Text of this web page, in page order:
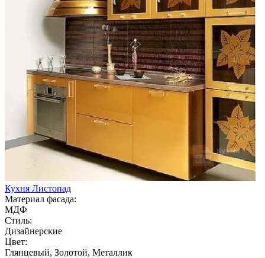
Кухня Листопад
Материал фасада:
МДФ
Стиль:
Дизайнерские
Цвет:
Глянцевый, Золотой, Металлик